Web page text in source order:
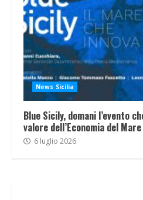
News Sicilia
Blue Sicily, domani l’evento
valore dell’Economia del Mare
6 luglio 2026